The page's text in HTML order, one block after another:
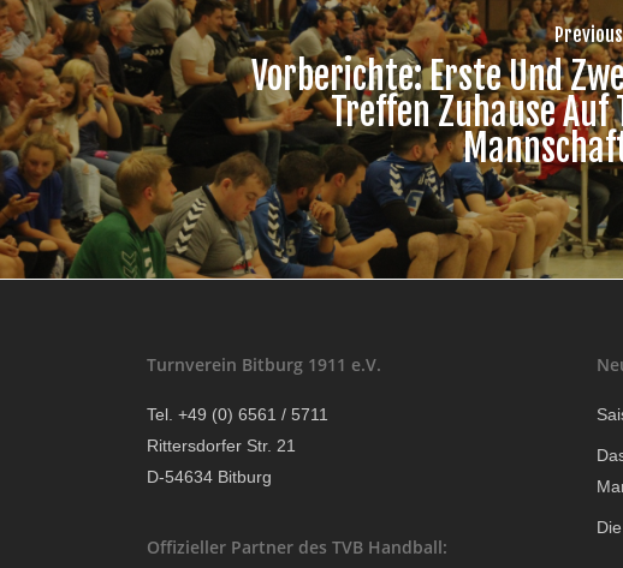
Vorberichte: Erste Und
Treffen Zuhause Auf
Turnverein Bitburg 1911 e.V.
Tel. +49 (0) 6561 / 5711
Rittersdorfer Str. 21
D-54634 Bitburg
Offizieller Partner des TVB Handball: